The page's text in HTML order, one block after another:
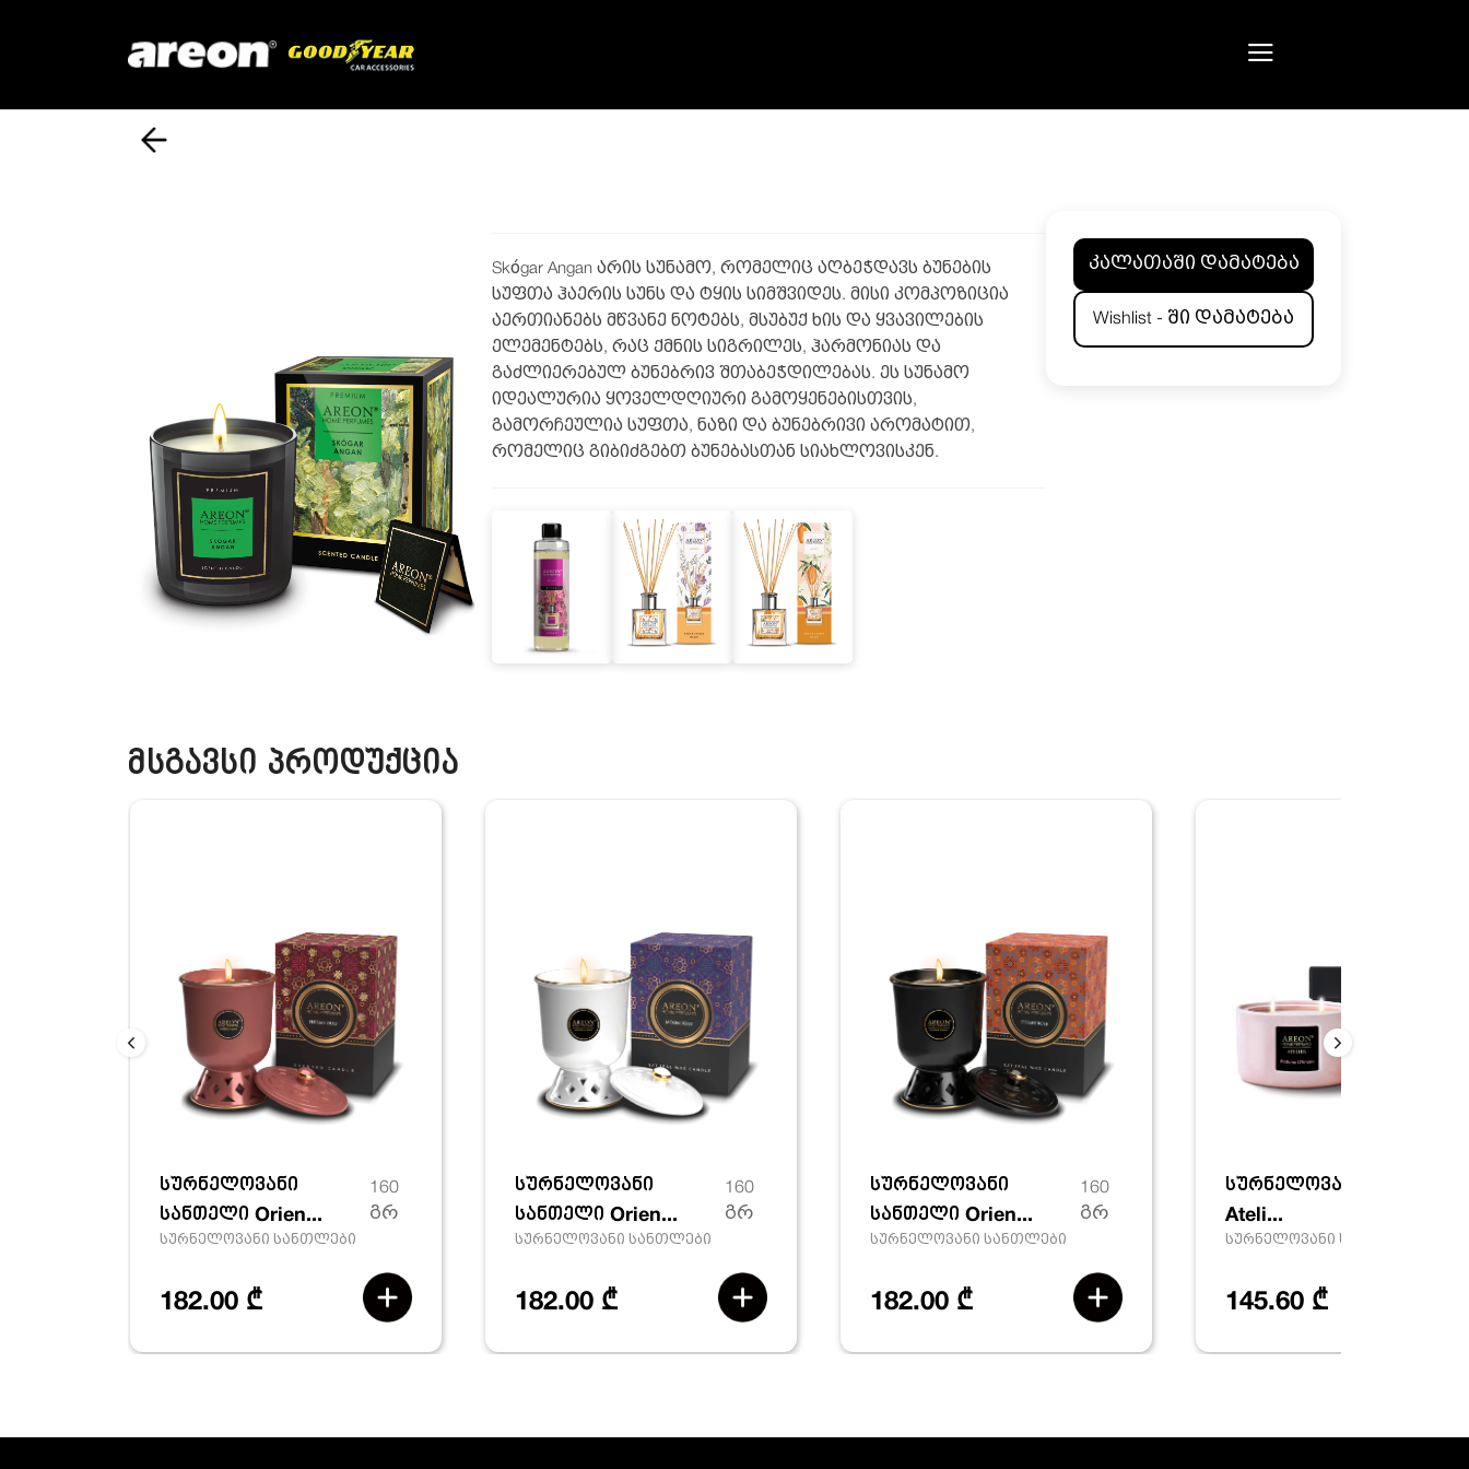
Skógar Angan არის სუნამო, რომელიც აღბეჭდავს ბუნების
სუფთა ჰაერის სუნს და ტყის სიმშვიდეს. მისი კომპოზიცია
აერთიანებს მწვანე ნოტებს, მსუბუქ ხის და ყვავილების
ელემენტებს, რაც ქმნის სიგრილეს, ჰარმონიას და
გაძლიერებულ ბუნებრივ შთაბეჭდილებას. ეს სუნამო
იდეალურია ყოველდღიური გამოყენებისთვის,
გამორჩეულია სუფთა, ნაზი და ბუნებრივი არომატით,
რომელიც გიბიძგებთ ბუნებასთან სიახლოვისკენ.
კალათაში დამატება
Wishlist - ში დამატება
მსგავსი პროდუქცია
სურნელოვანი
სანთელი Orien...
160
გრ
სურნელოვანი სანთლები
182.00 ₾
სურნელოვანი
სანთელი Orien...
160
გრ
სურნელოვანი სანთლები
182.00 ₾
სურნელოვანი
სანთელი Orien...
160
გრ
სურნელოვანი სანთლები
182.00 ₾
სურნელოვანი სანთელი
Ateli...
სურნელოვანი სანთლები
145.60 ₾